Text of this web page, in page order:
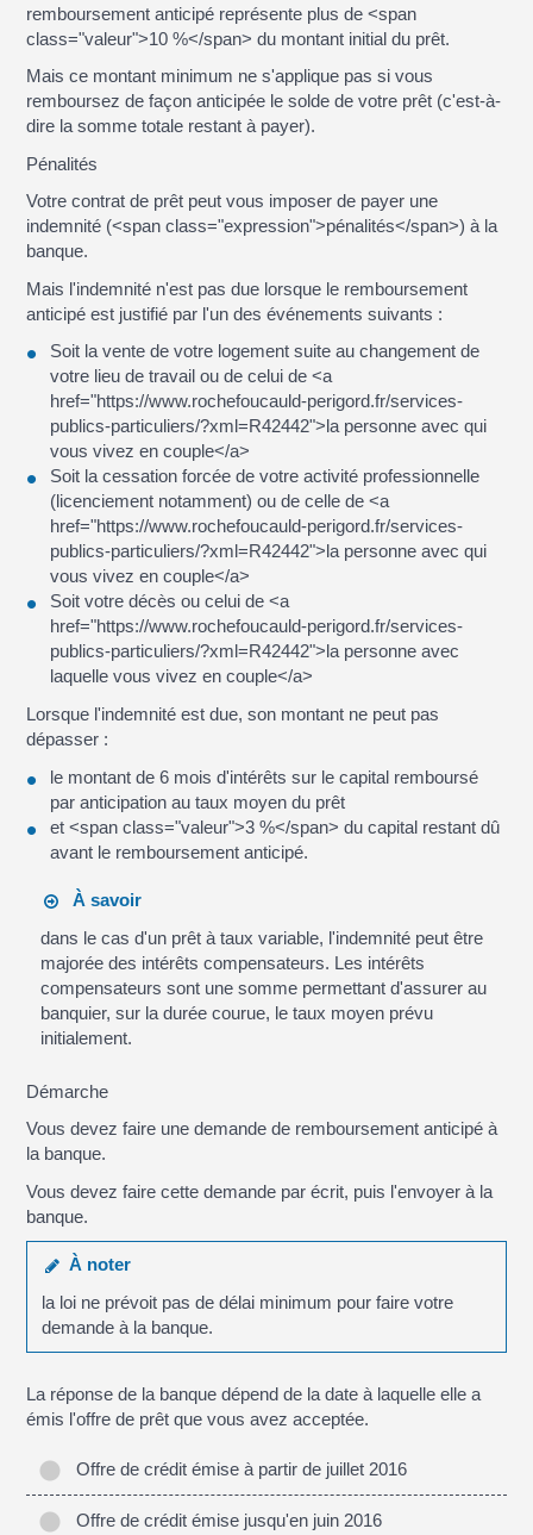
remboursement anticipé représente plus de <span
class="valeur">10 %</span> du montant initial du prêt.
Mais ce montant minimum ne s'applique pas si vous
remboursez de façon anticipée le solde de votre prêt (c'est-à-
dire la somme totale restant à payer).
Pénalités
Votre contrat de prêt peut vous imposer de payer une
indemnité (<span class="expression">pénalités</span>) à la
banque.
Mais l'indemnité n'est pas due lorsque le remboursement
anticipé est justifié par l'un des événements suivants :
Soit la vente de votre logement suite au changement de
votre lieu de travail ou de celui de <a
href="https://www.rochefoucauld-perigord.fr/services-
publics-particuliers/?xml=R42442">la personne avec qui
vous vivez en couple</a>
Soit la cessation forcée de votre activité professionnelle
(licenciement notamment) ou de celle de <a
href="https://www.rochefoucauld-perigord.fr/services-
publics-particuliers/?xml=R42442">la personne avec qui
vous vivez en couple</a>
Soit votre décès ou celui de <a
href="https://www.rochefoucauld-perigord.fr/services-
publics-particuliers/?xml=R42442">la personne avec
laquelle vous vivez en couple</a>
Lorsque l'indemnité est due, son montant ne peut pas
dépasser :
le montant de 6 mois d'intérêts sur le capital remboursé
par anticipation au taux moyen du prêt
et <span class="valeur">3 %</span> du capital restant dû
avant le remboursement anticipé.
À savoir
dans le cas d'un prêt à taux variable, l'indemnité peut être
majorée des intérêts compensateurs. Les intérêts
compensateurs sont une somme permettant d'assurer au
banquier, sur la durée courue, le taux moyen prévu
initialement.
Démarche
Vous devez faire une demande de remboursement anticipé à
la banque.
Vous devez faire cette demande par écrit, puis l'envoyer à la
banque.
À noter
la loi ne prévoit pas de délai minimum pour faire votre
demande à la banque.
La réponse de la banque dépend de la date à laquelle elle a
émis l'offre de prêt que vous avez acceptée.
Offre de crédit émise à partir de juillet 2016
Offre de crédit émise jusqu'en juin 2016